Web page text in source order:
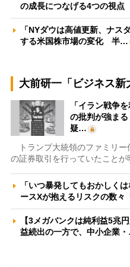
の成長につなげる4つの視
「NYダウは高値更新、ナス
する米国株市場の変化 半…
大前研一「ビジネス新
「イラン戦争
の批判が強ま
疑…
トランプ大統領のファミリー
の証券取引を行っていたことが
「いつ暴発してもおかしく
ースXが抱えるリスクの数々
【3メガバンクは純利益5兆
益続出の一方で、中小企業